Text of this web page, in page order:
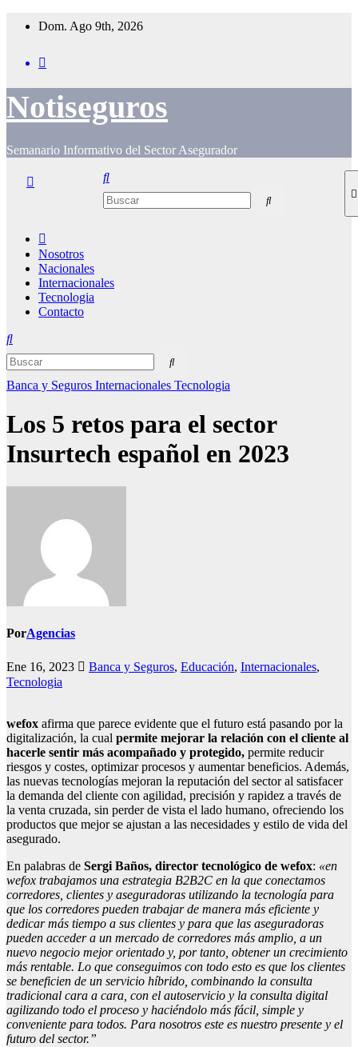
Dom. Ago 9th, 2026
Notiseguros
Semanario Informativo del Sector Asegurador
Nosotros
Nacionales
Internacionales
Tecnologia
Contacto
Banca y Seguros Internacionales Tecnologia
Los 5 retos para el sector
Insurtech español en 2023
PorAgencias
Ene 16, 2023 Banca y Seguros, Educación, Internacionales,
Tecnologia
wefox afirma que parece evidente que el futuro está pasando por la
digitalización, la cual permite mejorar la relación con el cliente al
hacerle sentir más acompañado y protegido, permite reducir
riesgos y costes, optimizar procesos y aumentar beneficios. Además,
las nuevas tecnologías mejoran la reputación del sector al satisfacer
la demanda del cliente con agilidad, precisión y rapidez a través de
la venta cruzada, sin perder de vista el lado humano, ofreciendo los
productos que mejor se ajustan a las necesidades y estilo de vida del
asegurado.
En palabras de Sergi Baños, director tecnológico de wefox: «en
wefox trabajamos una estrategia B2B2C en la que conectamos
corredores, clientes y aseguradoras utilizando la tecnología para
que los corredores pueden trabajar de manera más eficiente y
dedicar más tiempo a sus clientes y para que las aseguradoras
pueden acceder a un mercado de corredores más amplio, a un
nuevo negocio mejor orientado y, por tanto, obtener un crecimiento
más rentable. Lo que conseguimos con todo esto es que los clientes
se beneficien de un servicio híbrido, combinando la consulta
tradicional cara a cara, con el autoservicio y la consulta digital
agilizando todo el proceso y haciéndolo más fácil, simple y
conveniente para todos. Para nosotros este es nuestro presente y el
futuro del sector.”